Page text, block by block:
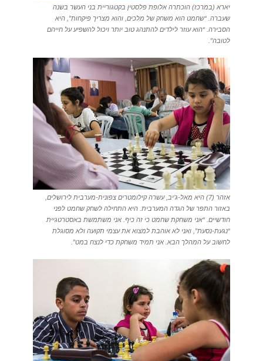
יארא (במרכז) הוכתרה אלופת פלסטין בקטגוריית בני העשר בשנה
שעברה. “שחמט הוא משחק של מלכים, והוא מצריך פיקחות”, היא
הסבירה. “הוא עוזר לילדים להתנהג טוב יותר ויכול להשפיע על חייהם
לטובה”.
אזהר (7) היא מאל-ג’יב, עשרה קילומטרים צפונית-מערבית לירושלים,
באזור התפר של הגדה המערבית. היא התחילה לשחק שחמט לפני
חודשיים. “אני משחקת שחמט כי זה כיף. אני משתמשת באסטרטגיית
“נגעת-נסעת”, ואני לא אוהבת למצוא את עצמי תקועה ולא מסוגלת
לחשוב על המהלך הבא. אני תמיד משחקת כדי לנצח במט”.